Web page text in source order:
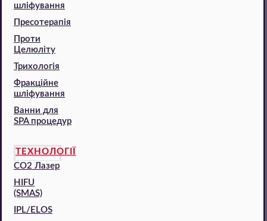
шліфування
Пресотерапія
Проти
Целюліту
Трихологія
Фракційне
шліфування
Ванни для
SPA процедур
ТЕХНОЛОГІЇ
CO2 Лазер
HIFU
(SMAS)
IPL/ELOS